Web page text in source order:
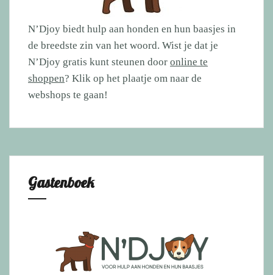
N’Djoy biedt hulp aan honden en hun baasjes in
de breedste zin van het woord. Wist je dat je
N’Djoy gratis kunt steunen door online te
shoppen? Klik op het plaatje om naar de
webshops te gaan!
Gastenboek